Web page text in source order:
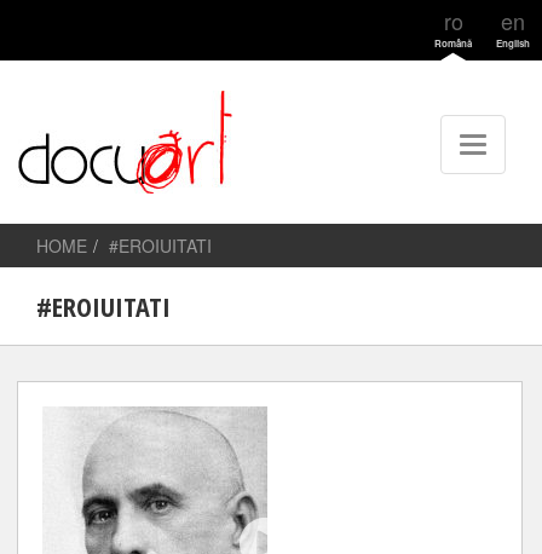
ro
Română
en
English
HOME #EROIUITATI
#EROIUITATI